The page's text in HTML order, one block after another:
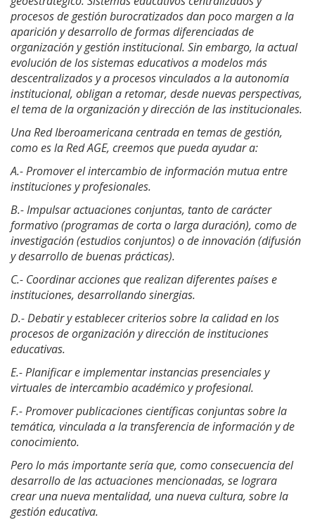
procesos de gestión burocratizados dan poco margen a la
aparición y desarrollo de formas diferenciadas de
organización y gestión institucional. Sin embargo, la actual
evolución de los sistemas educativos a modelos más
descentralizados y a procesos vinculados a la autonomía
institucional, obligan a retomar, desde nuevas perspectivas,
el tema de la organización y dirección de las institucionales.
Una Red Iberoamericana centrada en temas de gestión,
como es la Red AGE, creemos que pueda ayudar a:
A.- Promover el intercambio de información mutua entre
instituciones y profesionales.
B.- Impulsar actuaciones conjuntas, tanto de carácter
formativo (programas de corta o larga duración), como de
investigación (estudios conjuntos) o de innovación (difusión
y desarrollo de buenas prácticas).
C.- Coordinar acciones que realizan diferentes países e
instituciones, desarrollando sinergias.
D.- Debatir y establecer criterios sobre la calidad en los
procesos de organización y dirección de instituciones
educativas.
E.- Planificar e implementar instancias presenciales y
virtuales de intercambio académico y profesional.
F.-Promover publicaciones científicas conjuntas sobre la
temática, vinculada a la transferencia de información y de
conocimiento.
Pero lo más importante sería que, como consecuencia del
desarrollo de las actuaciones mencionadas, se lograra
crear una nueva mentalidad, una nueva cultura, sobre la
gestión educativa.